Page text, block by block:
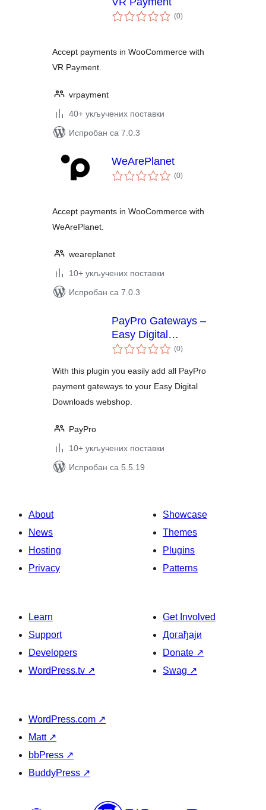
(0укупних
оцена
)
Accept payments in WooCommerce with
VR Payment.
vrpayment
40+ укључених поставки
Испробан са 7.0.3
WeArePlanet
(0укупних
оцена
)
Accept payments in WooCommerce with
WeArePlanet.
weareplanet
10+ укључених поставки
Испробан са 7.0.3
PayPro Gateways –
Easy Digital
Downloads
(0укупних
оцена
)
With this plugin you easily add all PayPro
payment gateways to your Easy Digital
Downloads webshop.
PayPro
10+ укључених поставки
Испробан са 5.5.19
About
News
Hosting
Privacy
Showcase
Themes
Plugins
Patterns
Learn
Support
Developers
WordPress.tv ↗
Get Involved
Догађаји
Donate ↗
Swag ↗
WordPress.com ↗
Matt ↗
bbPress ↗
BuddyPress ↗